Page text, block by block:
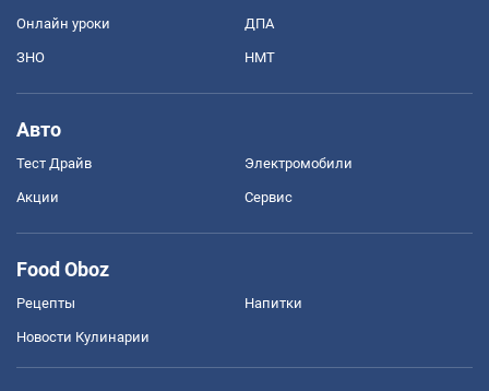
Онлайн уроки ДПА
ЗНО НМТ
Авто
Тест Драйв Электромобили
Акции Сервис
Food Oboz
Рецепты Напитки
Новости Кулинарии